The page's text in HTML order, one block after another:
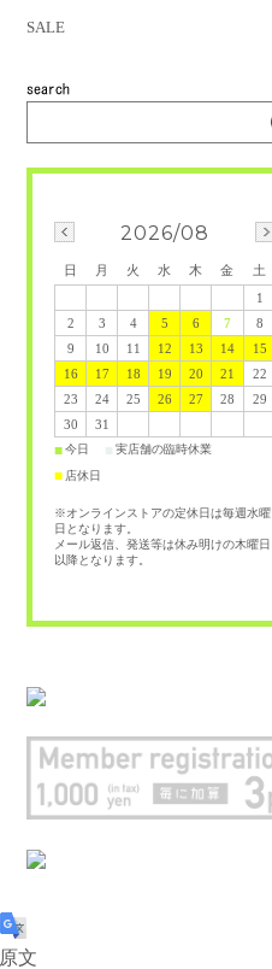
SALE
2026/08
日 月 火 水 木 金
土
1
2
3 4 5 6 7
8
9
10 11 12 13 14
15
16
17 18 19 20 21
22
23
24 25 26 27 28
29
30
31
■今日 実店舗の臨時休業
■ 店休日
※オンラインストアの定休日は毎週水曜
日となります。
メール返信、発送等は休み明けの木曜日
以降となります。
原文